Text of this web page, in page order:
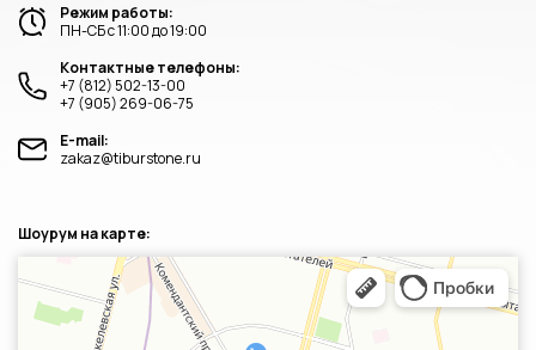
Режим работы:
ПН-СБ с 11:00 до 19:00
Контактные телефоны:
+7 (812) 502-13-00
+7 (905) 269-06-75
E-mail:
zakaz@tiburstone.ru
Шоурум на карте:
Санкт‑Петербург
Яндекс.Карты — транспорт, навигация, поиск мест